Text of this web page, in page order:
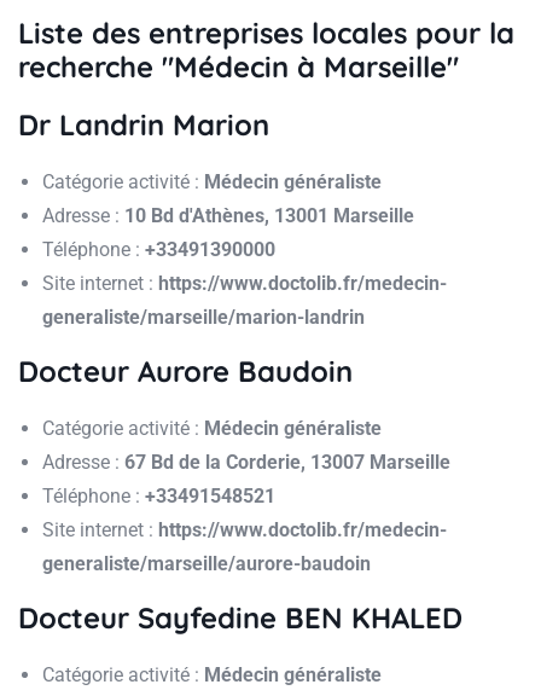
Liste des entreprises locales pour la
recherche "Médecin à Marseille"
Dr Landrin Marion
Catégorie activité : Médecin généraliste
Adresse : 10 Bd d'Athènes, 13001 Marseille
Téléphone : +33491390000
Site internet : https://www.doctolib.fr/medecin-
generaliste/marseille/marion-landrin
Docteur Aurore Baudoin
Catégorie activité : Médecin généraliste
Adresse : 67 Bd de la Corderie, 13007 Marseille
Téléphone : +33491548521
Site internet : https://www.doctolib.fr/medecin-
generaliste/marseille/aurore-baudoin
Docteur Sayfedine BEN KHALED
Catégorie activité : Médecin généraliste